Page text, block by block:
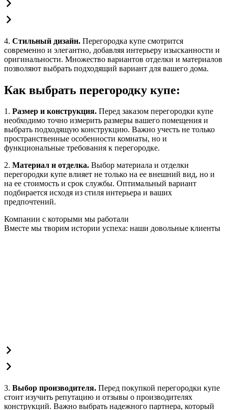
4. Стильный дизайн. Перегородка купе смотрится
современно и элегантно, добавляя интерьеру изысканности и
оригинальности. Множество вариантов отделки и материалов
позволяют выбрать подходящий вариант для вашего дома.
Как выбрать перегородку купе:
1. Размер и конструкция. Перед заказом перегородки купе
необходимо точно измерить размеры вашего помещения и
выбрать подходящую конструкцию. Важно учесть не только
пространственные особенности комнаты, но и
функциональные требования к перегородке.
2. Материал и отделка. Выбор материала и отделки
перегородки купе влияет не только на ее внешний вид, но и
на ее стоимость и срок службы. Оптимальный вариант
подбирается исходя из стиля интерьера и ваших
предпочтений.
Компании с которыми мы работали
Вместе мы творим истории успеха: наши довольные клиенты
3. Выбор производителя. Перед покупкой перегородки купе
стоит изучить репутацию и отзывы о производителях
конструкций. Важно выбрать надежного партнера, который